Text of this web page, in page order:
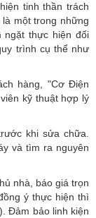
tinh thần trách
một trong những
ngặt thực hiện đối
trình cụ thể như
hàng, "Cơ Điện
kỹ thuật hợp lý
khi sửa chữa.
và tìm ra nguyên
nhà, báo giá trọn
ý thực hiện thì
Đảm bảo linh kiện